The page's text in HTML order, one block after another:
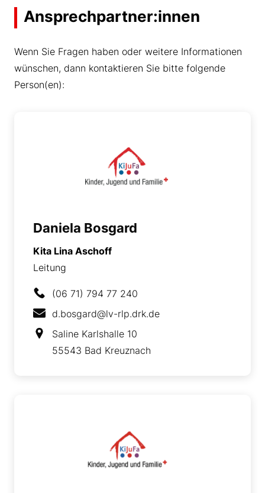
Ansprechpartner:innen
Wenn Sie Fragen haben oder weitere Informationen
wünschen, dann kontaktieren Sie bitte folgende
Person(en):
Daniela Bosgard
Kita Lina Aschoff
Leitung
(06 71) 794 77 240
d.bosgard@lv-rlp.drk.de
Saline Karlshalle 10
55543 Bad Kreuznach